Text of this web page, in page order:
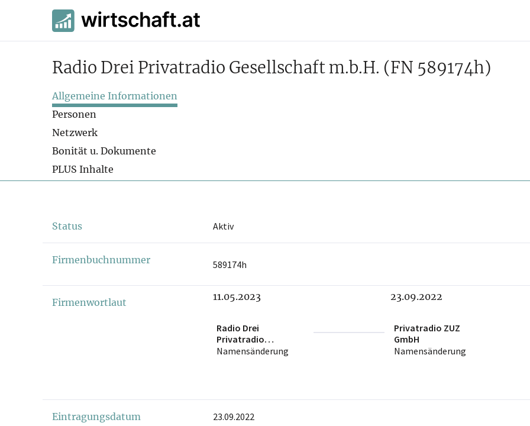
Radio Drei Privatradio Gesellschaft m.b.H. (FN 589174h)
Allgemeine Informationen
Personen
Netzwerk
Bonität u. Dokumente
PLUS Inhalte
Status Aktiv
Firmenbuchnummer 589174h
Firmenwortlaut 11.05.2023
Radio Drei
Privatradio
Gesellschaft m.b.H.
Namensänderung
23.09.2022
Privatradio ZUZ
GmbH
Namensänderung
Eintragungsdatum 23.09.2022